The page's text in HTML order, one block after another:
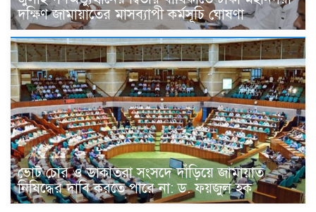
দক্ষিণ জামায়াতের মাসব্যাপী কর্মসূচি ঘোষণা
ভোট চোর ও ডাকাতরা সংসদে দাঁড়িয়ে জামায়াত
নিষিদ্ধের দাবি করতে পারে না: ড. ফয়জুল হক